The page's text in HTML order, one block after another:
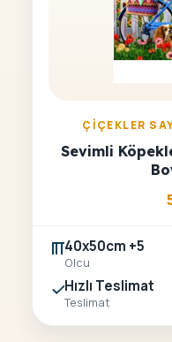
ÇIÇEKLER
Sevimli
40x50cm +5
Olcu
Hızlı Teslimat
Teslimat